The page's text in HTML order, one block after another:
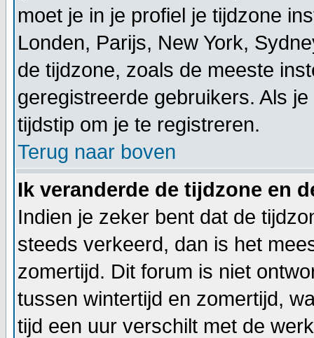
moet je in je profiel je tijdzone
Londen, Parijs, New York,
de tijdzone, zoals de meeste
geregistreerde gebruikers. Als
tijdstip om je te registreren.
Terug naar boven
Ik veranderde de tijdzone en
Indien je zeker bent dat de
steeds verkeerd, dan is het
zomertijd. Dit forum is niet
tussen wintertijd en zomertijd,
tijd een uur verschilt met de